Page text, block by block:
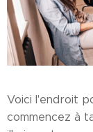
Voici l'endroit
commencez à